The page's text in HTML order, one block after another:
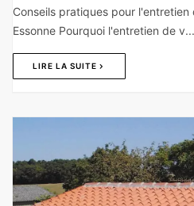
Conseils pratiques pour
Essonne Pourquoi l'entretien de v...
LIRE LA SUITE